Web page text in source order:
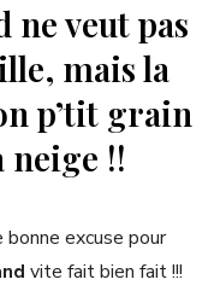
veut pas
mais la
p’tit grain
neige !!
bonne excuse pour
vite fait bien fait !!!